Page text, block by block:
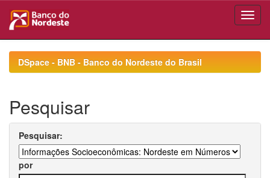
navigationDSpace - BNB - Banco do Nordeste do Brasil
Pesquisar
Pesquisar:
por